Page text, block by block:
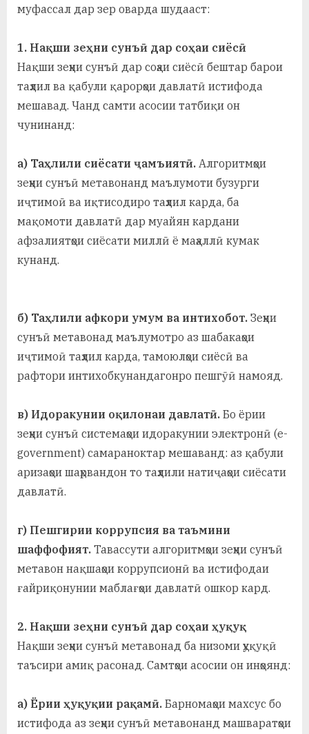
муфассал дар зер оварда шудааст:
1. Нақши зеҳни сунъӣ дар соҳаи сиёсӣ
Нақши зеҳни сунъӣ дар соҳаи сиёсӣ бештар барои
таҳлил ва қабули қарорҳои давлатӣ истифода
мешавад. Чанд самти асосии татбиқи он
чунинанд:
а) Таҳлили сиёсати ҷамъиятӣ. Алгоритмҳои
зеҳни сунъӣ метавонанд маълумоти бузурги
иҷтимоӣ ва иқтисодиро таҳлил карда, ба
мақомоти давлатӣ дар муайян кардани
афзалиятҳои сиёсати миллӣ ё маҳаллӣ кумак
кунанд.
б) Таҳлили афкори умум ва интихобот. Зеҳни
сунъӣ метавонад маълумотро аз шабакаҳои
иҷтимоӣ таҳлил карда, тамоюлҳои сиёсӣ ва
рафтори интихобкунандагонро пешгӯӣ намояд.
в) Идоракунии оқилонаи давлатӣ. Бо ёрии
зеҳни сунъӣ системаҳои идоракунии электронӣ (e-
government) самараноктар мешаванд: аз қабули
аризаҳои шаҳрвандон то таҳлили натиҷаҳои сиёсати
давлатӣ.
г) Пешгирии коррупсия ва таъмини
шаффофият. Тавассути алгоритмҳои зеҳни сунъӣ
метавон нақшаҳои коррупсионӣ ва истифодаи
ғайриқонунии маблағҳои давлатӣ ошкор кард.
2. Нақши зеҳни сунъӣ дар соҳаи ҳуқуқ
Нақши зеҳни сунъӣ метавонад ба низоми ҳуқуқӣ
таъсири амиқ расонад. Самтҳои асосии он инҳоянд:
а) Ёрии ҳуқуқии рақамӣ. Барномаҳои махсус бо
истифода аз зеҳни сунъӣ метавонанд машваратҳои